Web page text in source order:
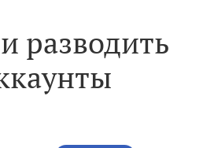
разводить